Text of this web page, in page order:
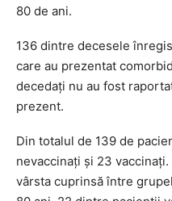
80 de ani.
136 dintre decesele
care au prezentat
decedaţi nu au fost
prezent.
Din totalul de 139 de
nevaccinaţi şi 23
vârsta cuprinsă între